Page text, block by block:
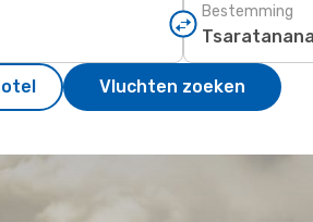
Bestemming
Vluchten zoeken